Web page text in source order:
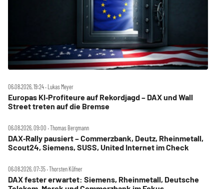
06.08.2026, 19:24 ‧ Lukas Meyer
Europas KI‑Profiteure auf Rekordjagd – DAX und Wall
Street treten auf die Bremse
06.08.2026, 09:00 ‧ Thomas Bergmann
DAX‑Rally pausiert – Commerzbank, Deutz, Rheinmetall,
Scout24, Siemens, SUSS, United Internet im Check
06.08.2026, 07:35 ‧ Thorsten Küfner
DAX fester erwartet: Siemens, Rheinmetall, Deutsche